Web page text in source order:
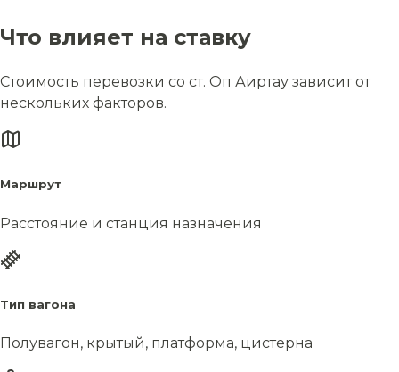
Что влияет на ставку
Стоимость перевозки со ст. Оп Аиртау зависит от
нескольких факторов.
Маршрут
Расстояние и станция назначения
Тип вагона
Полувагон, крытый, платформа, цистерна